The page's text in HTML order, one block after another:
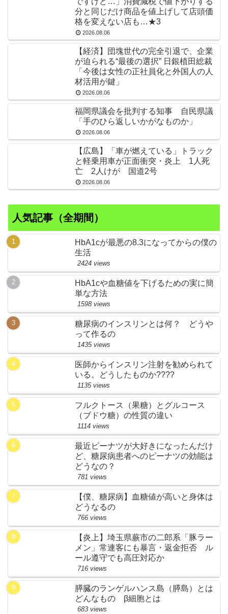
分と同じだけ商品を値上げして店頭価
格を変えない店も…★3
2026.08.06
【経済】団塊世代の完全引退で、企業
が迫られる“最後の選択” 日銀植田総裁
「今後は女性の正社員化と外国人の人
材活用が鍵」
2026.08.06
福岡県議会を批判する知事 自民県議
「手のひら返しいかがなものか」
2026.08.06
【広島】「車が燃えている」トラック
と軽乗用車が正面衝突・炎上 1人死
亡 2人けが 国道2号
2026.08.06
人気記事（全期間）
HbA1cが最悪の8.3になってからの僕の
生活
2424 views
HbA1cや血糖値を下げるための実に簡
単な方法
1598 views
糖尿病のインスリンとは何？ どうや
って作るの
1435 views
医師からインスリン注射を勧められて
いる。どうしたものか????
1135 views
フルクトース（果糖）とグルコース
（ブドウ糖）の性質の違い
1114 views
最近ピーナツが大好きになったんだけ
ど、糖尿病患者へのピーナツの効能は
どうなの？
781 views
【僕、糖尿病】血糖値が高いと身体は
どうなるの
766 views
【炎上】埼玉県蕨市の二郎系「豚ラー
メン」常連客にも暴言・返金拒否 ル
ール遵守でも高圧対応か
716 views
膵臓のランゲルハンス島（膵島）とは
どんなもの β細胞とは
683 views